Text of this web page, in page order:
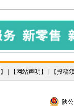
】 | 【 网站声明 】 | 【投稿
陕